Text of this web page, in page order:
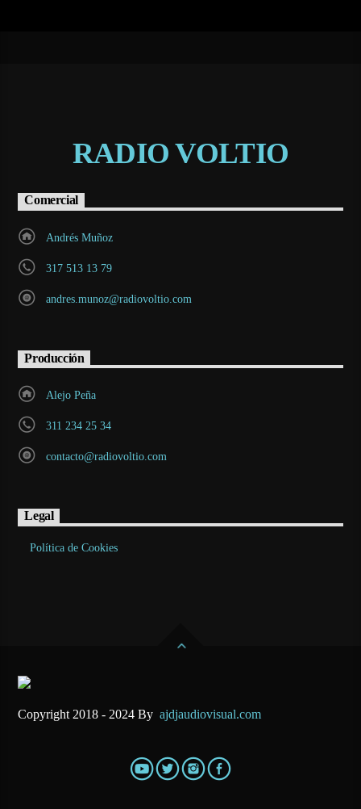
RADIO VOLTIO
Comercial
Andrés Muñoz
317 513 13 79
andres.munoz@radiovoltio.com
Producción
Alejo Peña
311 234 25 34
contacto@radiovoltio.com
Legal
Política de Cookies
Copyright 2018 - 2024 Byajdjaudiovisual.com